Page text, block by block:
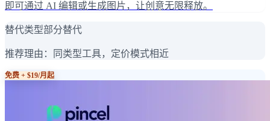
即可通过 AI 编辑或生成图片，让创意无限释放。
替代类型部分替代
推荐理由： 同类型工具，定价模式相近
免费 + $19/月起